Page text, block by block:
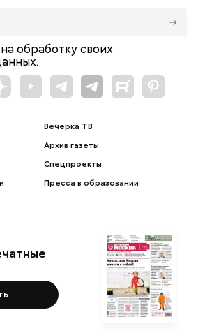
на обработку своих
Вечерка ТВ
Архив газеты
Спецпроекты
Пресса в образовании